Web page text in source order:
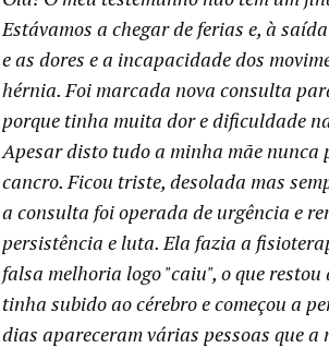
Estávamos a chegar de ferias e, à
e as dores e a incapacidade dos
hérnia. Foi marcada nova consulta
porque tinha muita dor e dificuldade
Apesar disto tudo a minha mãe nunca
cancro. Ficou triste, desolada mas
a consulta foi operada de urgência e
persistência e luta. Ela fazia a
falsa melhoria logo "caiu", o que
tinha subido ao cérebro e começou a
dias apareceram várias pessoas que